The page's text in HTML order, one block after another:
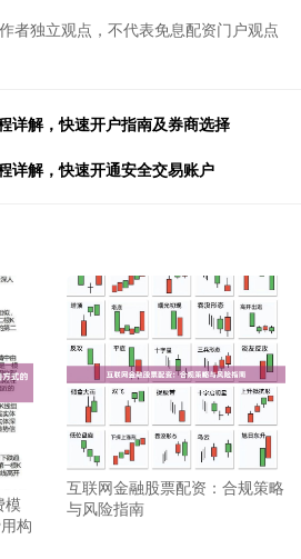
者独立观点，不代表免息配资门户观点
详解，快速开户指南及券商选择
详解，快速开通安全交易账户
模
构
互联网金融股票配资：合规策略
与风险指南